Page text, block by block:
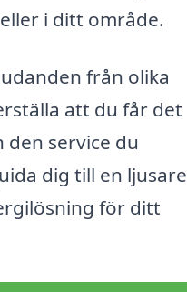
i ditt område.
från olika
att du får det
service du
dig till en ljusare
för ditt